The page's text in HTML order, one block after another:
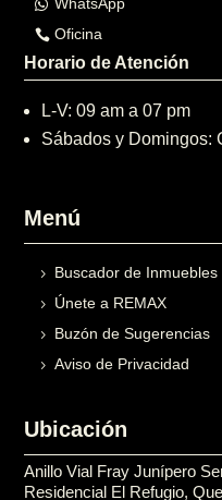
Oficina
Horario de Atención
L-V: 09 am a 07 pm
Sábados y Domingos:
Menú
Buscador de Inmuebles
Únete a REMAX
Buzón de Sugerencias
Aviso de Privacidad
Ubicación
Anillo Vial Fray Junípero
Residencial El Refugio,